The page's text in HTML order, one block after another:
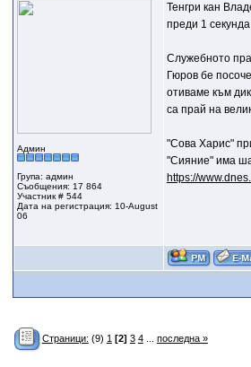
Админ
Група: админ
Съобщения: 17 864
Участник # 544
Дата на регистрация: 10-August
06
Тенгри кан
преди 1 секунда
Служебното
Гюров бе
отиваме към
са прай на
"Сова Харис"
"Сияние" има
https://
Страници: (9) 1 [2] 3 4... последна »